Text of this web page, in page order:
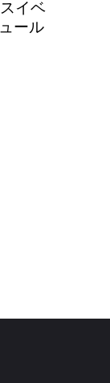
イベ
ール